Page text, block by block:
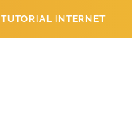
TUTORIAL INTERNET